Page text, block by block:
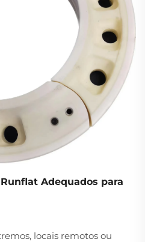
Adequados para
locais remotos ou